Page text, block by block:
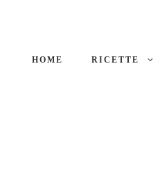
HOME RICETTE